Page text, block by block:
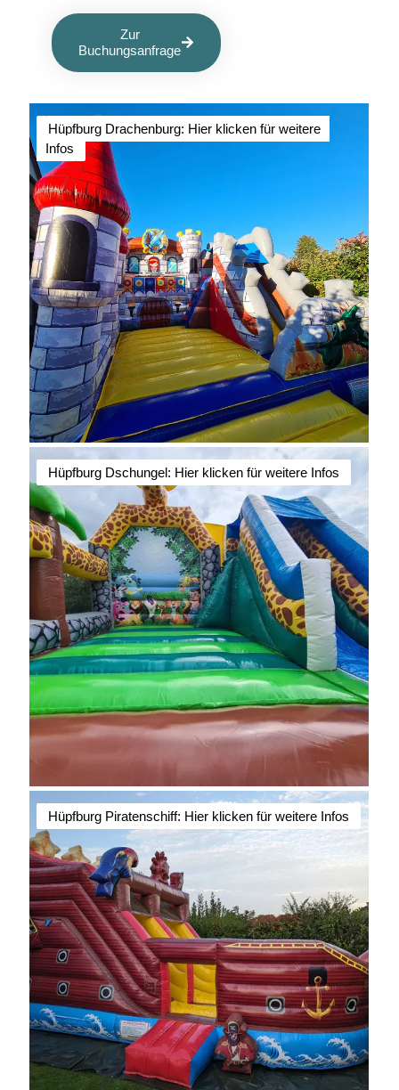
Zur
Buchungsanfrage
Hüpfburg Drachenburg: Hier klicken für weitere
Infos
Hüpfburg Dschungel: Hier klicken für weitere Infos
Hüpfburg Piratenschiff: Hier klicken für weitere Infos